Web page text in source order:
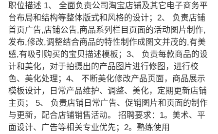
职位描述 1、 全面负责公司淘宝店铺及其它电子商务平
台布局和结构等整体版式和风格的设计；2、 负责店铺
首页广告,店铺公告,商品系列栏目页面的活动图片制作,
发布,修改,调整结合商品的特性制作成图文并茂的,有美
感,有吸引购买的宝贝描述模板；3、 负责每款商品的设
计和美化，对于拍摄出的产品图片进行修图，进行校
色、美化处理；4、 不断美化修改产品页面，商品展示
模板设计，日常产品维护、调整、美化，定期更新店铺
主页； 5、 负责店铺日常广告、促销图片和页面的制作
与更新，配合店铺销售活动。 招聘要求：1。美术、平
面设计、广告等相关专业优先；2。熟练使用